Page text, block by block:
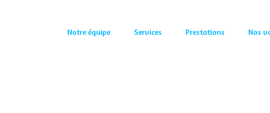
Notre équipe Services Prestations Nos